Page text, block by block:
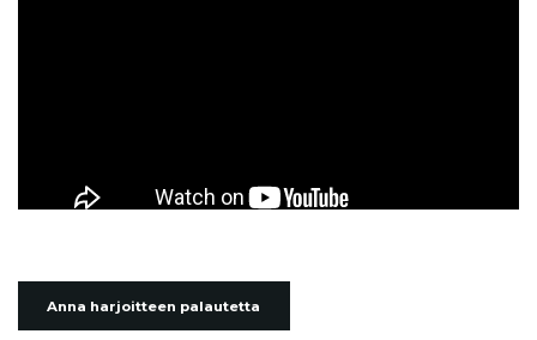
Anna harjoitteen palautetta